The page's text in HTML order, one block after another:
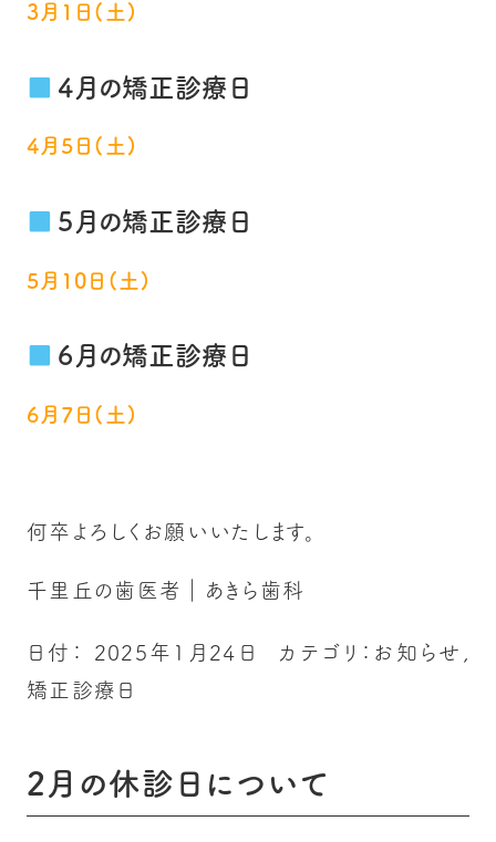
3月1日(土)
4月の矯正診療日
4月5日(土)
5月の矯正診療日
5月10日(土)
6月の矯正診療日
6月7日(土)
何卒よろしくお願いいたします。
千里丘の歯医者｜あきら歯科
日付： 2025年1月24日 カテゴリ： お知らせ
矯正診療日
2月の休診日について